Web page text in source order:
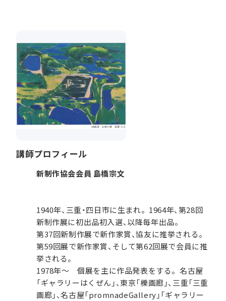
講師プロフィール
新制作協会会員 島橋宗文
1940年、三重・四日市に生まれ。1964年、第28回
新制作展に初出品初入選、以降毎年出品。
第37回新制作展で新作家賞、協友に推挙される。
第59回展で新作家賞、そして第62回展で会員に推
挙される。
1978年～ 個展を主に作品発表をする。名古屋
「ギャラリーはくぜん」、東京「櫟画廊」、三重「三重
画廊」、名古屋「promnadeGallery」「ギャラリー